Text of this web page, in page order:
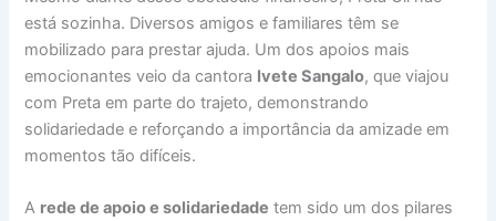
está sozinha. Diversos amigos e familiares têm se
mobilizado para prestar ajuda. Um dos apoios mais
emocionantes veio da cantora Ivete Sangalo, que viajou
com Preta em parte do trajeto, demonstrando
solidariedade e reforçando a importância da amizade em
momentos tão difíceis.
A rede de apoio e solidariedade tem sido um dos pilares